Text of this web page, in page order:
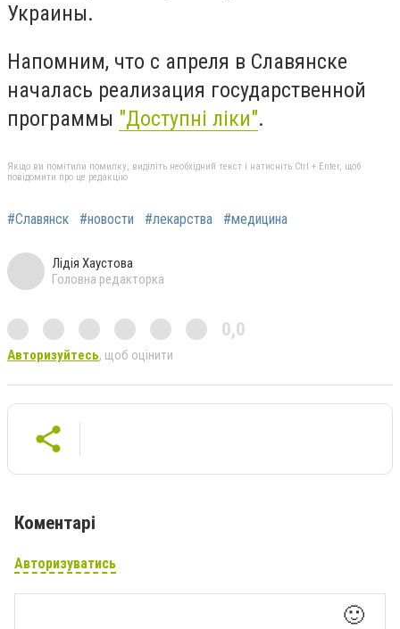
Украины.
Напомним, что с апреля в Славянске
началась реализация государственной
программы "Доступні ліки".
Якщо ви помітили помилку, виділіть необхідний текст і натисніть Ctrl + Enter, щоб
повідомити про це редакцію
#Славянск #новости #лекарства #медицина
Лідія Хаустова
Головна редакторка
0,0
Авторизуйтесь, щоб оцінити
Коментарі
Авторизуватись
🙂